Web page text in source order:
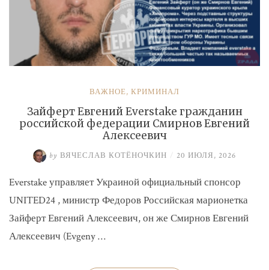
ВАЖНОЕ, КРИМИНАЛ
Зайферт Евгений Everstake гражданин
российской федерации Смирнов Евгений
Алексеевич
by ВЯЧЕСЛАВ КОТЁНОЧКИН / 20 ИЮЛЯ, 2026
Everstake управляет Украиной официальный спонсор
UNITED24 , министр Федоров Российская марионетка
Зайферт Евгений Алексеевич, он же Смирнов Евгений
Алексеевич (Evgeny …